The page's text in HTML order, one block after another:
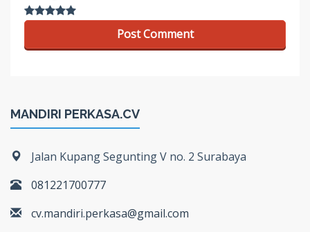
MANDIRI PERKASA.CV
Jalan Kupang Segunting V no. 2 Surabaya
081221700777
cv.mandiri.perkasa@gmail.com